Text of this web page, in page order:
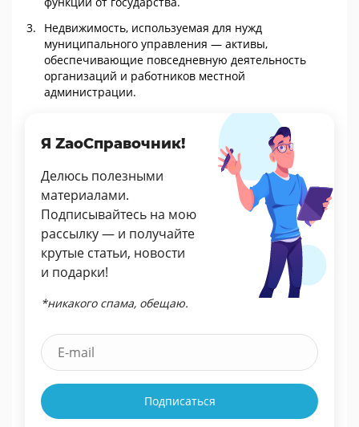
Недвижимость, используемая для нужд
муниципального управления — активы,
обеспечивающие повседневную деятельность
организаций и работников местной
администрации.
Я ZaoСправочник!
Делюсь полезными
материалами.
Подписывайтесь на мою
рассылку — и получайте
крутые статьи, новости
и подарки!
*никакого спама, обещаю.
Подписаться